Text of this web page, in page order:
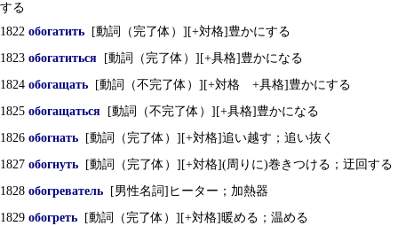
する
1822 обогатить [動詞（完了体）][+対格]豊かにする
1823 обогатиться [動詞（完了体）][+具格]豊かになる
1824 обогащать [動詞（不完了体）][+対格 +具格]豊かにする
1825 обогащаться [動詞（不完了体）][+具格]豊かになる
1826 обогнать [動詞（完了体）][+対格]追い越す；追い抜く
1827 обогнуть [動詞（完了体）][+対格](周りに)巻きつける；迂回する
1828 обогреватель [男性名詞]ヒーター；加熱器
1829 обогреть [動詞（完了体）][+対格]暖める；温める